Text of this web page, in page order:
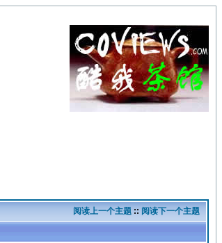
阅读上一个主题 :: 阅读下一个主题